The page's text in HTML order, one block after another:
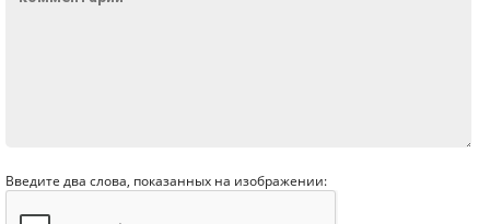
Введите два слова, показанных на изображении: